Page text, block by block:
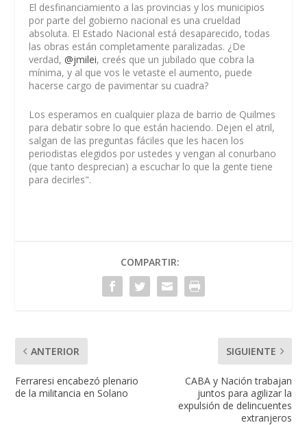
El desfinanciamiento a las provincias y los municipios
por parte del gobierno nacional es una crueldad
absoluta. El Estado Nacional está desaparecido, todas
las obras están completamente paralizadas. ¿De
verdad,@jmilei, creés que un jubilado que cobra la
mínima, y al que vos le vetaste el aumento, puede
hacerse cargo de pavimentar su cuadra?
Los esperamos en cualquier plaza de barrio de Quilmes
para debatir sobre lo que están haciendo. Dejen el atril,
salgan de las preguntas fáciles que les hacen los
periodistas elegidos por ustedes y vengan al conurbano
(que tanto desprecian) a escuchar lo que la gente tiene
para decirles".
COMPARTIR:
ANTERIOR
Ferraresi encabezó plenario
de la militancia en Solano
SIGUIENTE
CABA y Nación trabajan
juntos para agilizar la
expulsión de delincuentes
extranjeros